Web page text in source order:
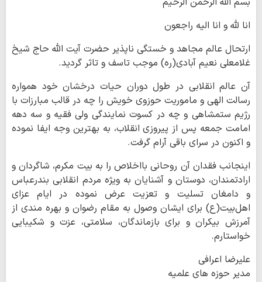
انا لله و انا الیه راجعون
ارتحال عالم مجاهد و خستگی ناپذیر حضرت آیت الله حاج شیخ
غلامعلی نعیم آبادی(ره) موجب تاسف و تاثر گردید.
آن عالم انقلابی در طول دوران حیات درخشان خود همواره
رسالت الهی و ماموریت حوزوی خویش را چه در قالب مبارزات با
رژیم ستمشاهی و چه در کسوت نمایندگی ولی فقیه و سه دهه
امامت جمعه پس از پیروزی انقلاب، به بهترین وجه ایفا نموده
و اکنون در سرای باقی آرام گرفت.
اینجانب فقدان آن روحانی بااخلاص را به بیت مکرم، شاگردان و
ارادتمندان، دوستان و آشنایان به ویژه مردم انقلابی بندرعباس
و دامغان تسلیت و تعزیت عرض نموده در ایام عزای
اهل‌بیت(ع) برای ایشان وصول به مقام رضوان و بهره مندی از
آمرزش بیکران و برای بازماندگان، سلامتی، عزت و شکیبایی
خواستارم.
علیرضا اعرافی
مدیر حوزه های علمیه